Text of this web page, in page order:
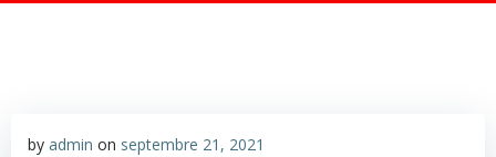
by admin on septembre 21, 2021